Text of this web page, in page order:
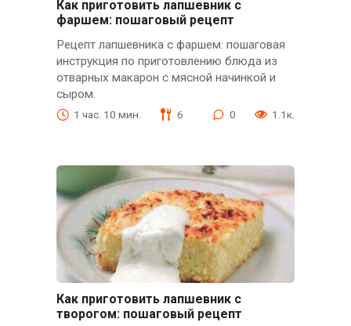
Как приготовить лапшевник с
фаршем: пошаговый рецепт
Рецепт лапшевника с фаршем: пошаговая
инструкция по приготовлению блюда из
отварных макарон с мясной начинкой и
сыром.
1 час. 10 мин. 6 0 1.1к.
Как приготовить лапшевник с
творогом: пошаговый рецепт